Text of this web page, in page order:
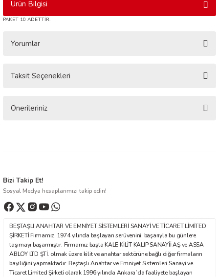
Ürün Bilgisi
PAKET 10 ADETTİR.
Yorumlar
Bu ürüne ilk yorumu siz yapın!
Taksit Seçenekleri
Önerileriniz
Ürün resmi kalitesiz, bozuk veya görüntülenemiyor.
Ürün açıklamasında eksik bilgiler bulunuyor.
Ürün bilgilerinde hatalar bulunuyor.
Bu ürüne benzer farklı alternatifler olmalı.
Bizi Takip Et!
Sosyal Medya hesaplarımızı takip edin!
BEŞTAŞLI ANAHTAR VE EMNİYET SİSTEMLERİ SANAYİ VE TİCARET LİMİTED
ŞİRKETİ Firmamız, 1974 yılında başlayan serüvenini, başarıyla bu günlere
taşımayı başarmıştır. Firmamız başta KALE KİLİT KALIP SANAYİİ AŞ ve ASSA
ABLOY LTD ŞTİ. olmak üzere kilit ve anahtar sektörüne bağlı diğer firmaların
bayiliğini yapmaktadır. Beştaşlı Anahtar ve Emniyet Sistemleri Sanayi ve
Ticaret Limited Şirketi olarak 1996 yılında Ankara`da faaliyete başlayan